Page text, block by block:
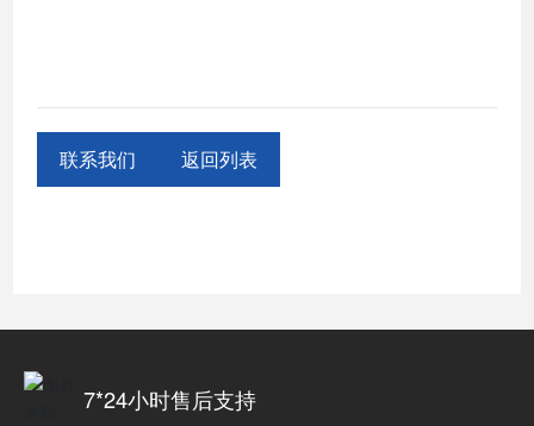
联系我们 返回列表
7*24小时售后支持